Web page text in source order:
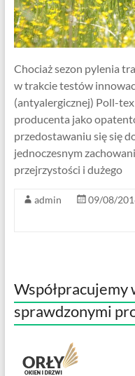
Chociaż sezon pylenia
w trakcie testów
(antyalergicznej) Poll-
producenta jako
przedostawaniu się się
jednoczesnym
przejrzystości i dużego
admin 09/08/
Współpracujemy
sprawdzonymi